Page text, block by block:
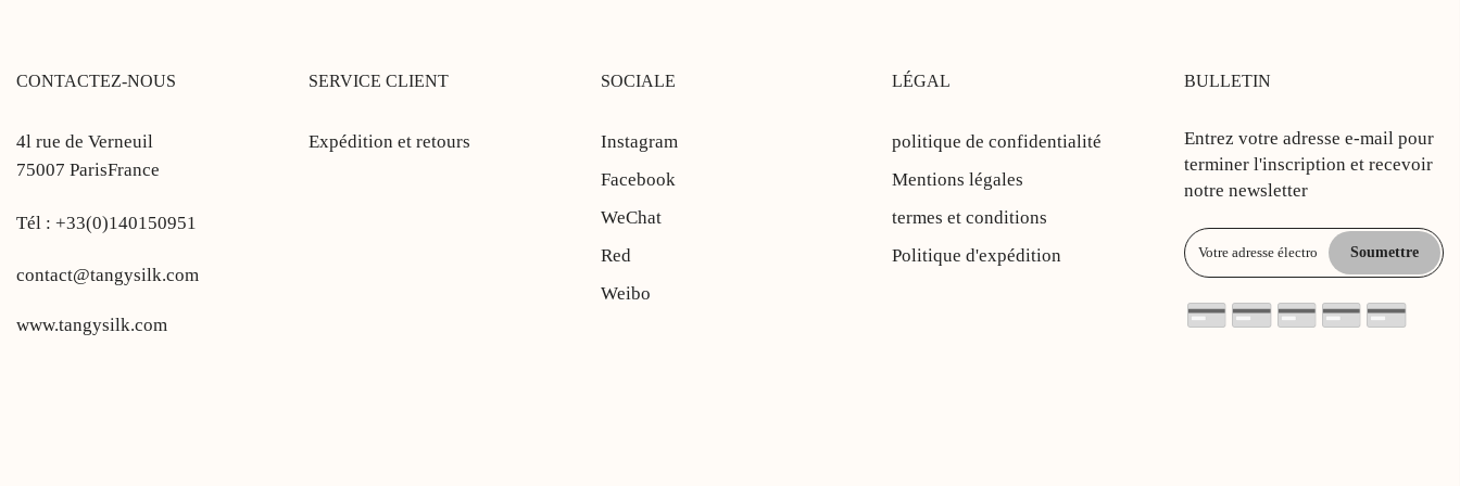
CONTACTEZ-NOUS
4l rue de Verneuil
75007 ParisFrance
Tél : +33(0)140150951
contact@tangysilk.com
www.tangysilk.com
SERVICE CLIENT
Expédition et retours
SOCIALE
Instagram
Facebook
WeChat
Red
Weibo
LÉGAL
politique de confidentialité
Mentions légales
termes et conditions
Politique d'expédition
BULLETIN
Entrez votre adresse e-mail pour
terminer l'inscription et recevoir
notre newsletter
Soumettre